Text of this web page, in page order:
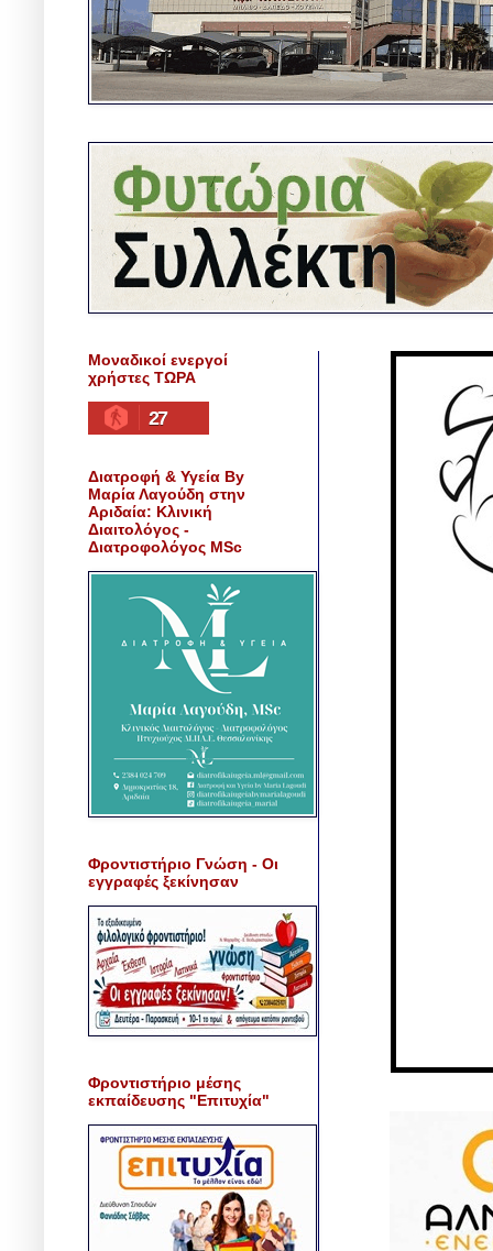
Μοναδικοί ενεργοί
χρήστες ΤΩΡΑ
27
Διατροφή & Υγεία By
Μαρία Λαγούδη στην
Αριδαία: Κλινική
Διαιτολόγος -
Διατροφολόγος MSc
Φροντιστήριο Γνώση - Οι
εγγραφές ξεκίνησαν
Φροντιστήριο μέσης
εκπαίδευσης "Επιτυχία"